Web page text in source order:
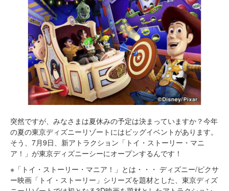
突然ですが、みなさまは夏休みの予定は決まっていますか？今年
の夏の東京ディズニーリゾートにはビッグイベントがあります。
そう、7月9日、新アトラクション「トイ・ストーリー・マニ
ア！」が東京ディズニーシーにオープンするんです！
※「トイ・ストーリー・マニア！」とは・・・ ディズニー/ピクサ
ー映画「トイ・ストーリー」シリーズを題材とした、東京ディズ